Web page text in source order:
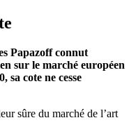
Papazoff connut
sur le marché européen
sa cote ne cesse
sûre du marché de l’art